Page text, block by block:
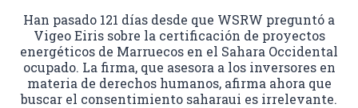
Han pasado 121 días desde que WSRW preguntó a
Vigeo Eiris sobre la certificación de proyectos
energéticos de Marruecos en el Sahara Occidental
ocupado. La firma, que asesora a los inversores en
materia de derechos humanos, afirma ahora que
buscar el consentimiento saharaui es irrelevante.